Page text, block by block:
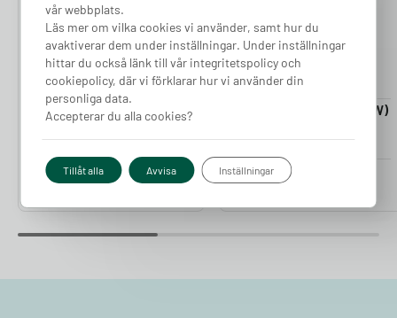
Laddkabel 5-20m (11kW)
Finns i lager
Pris från
2 380kr
Laddkabel 5-20m (22kW)
Pris från
2 980kr
vår webbplats.
Läs mer om vilka cookies vi använder, samt hur du
avaktiverar dem under inställningar. Under inställningar
hittar du också länk till vår integritetspolicy och
cookiepolicy, där vi förklarar hur vi använder din
personliga data.
Accepterar du alla cookies?
Tillåt alla Avvisa Inställningar